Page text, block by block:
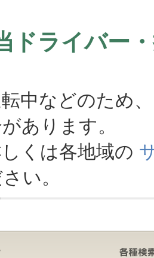
ドライバー
中などのため
あります。
くは各地域の
い。